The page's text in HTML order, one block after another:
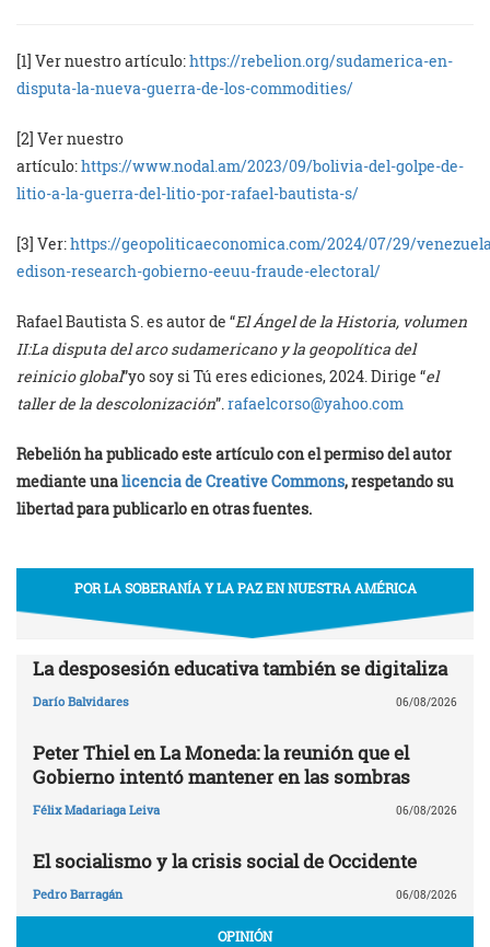
[1] Ver nuestro artículo:https://rebelion.org/sudamerica-en-
disputa-la-nueva-guerra-de-los-commodities/
[2] Ver nuestro
artículo:https://www.nodal.am/2023/09/bolivia-del-golpe-de-
litio-a-la-guerra-del-litio-por-rafael-bautista-s/
[3] Ver:https://geopoliticaeconomica.com/2024/07/29/
edison-research-gobierno-eeuu-fraude-electoral/
Rafael Bautista S. es autor de “El Ángel de la Historia, volumen
II:La disputa del arco sudamericano y la geopolítica del
reinicio global”yo soy si Tú eres ediciones, 2024. Dirige “el
taller de la descolonización”.rafaelcorso@yahoo.com
Rebelión ha publicado este artículo con el permiso del autor
mediante unalicencia de Creative Commons, respetando su
libertad para publicarlo en otras fuentes.
POR LA SOBERANÍA Y LA PAZ EN NUESTRA AMÉRICA
La desposesión educativa también se digitaliza
Darío Balvidares 06/08/2026
Peter Thiel en La Moneda: la reunión que el
Gobierno intentó mantener en las sombras
Félix Madariaga Leiva 06/08/2026
El socialismo y la crisis social de Occidente
Pedro Barragán 06/08/2026
OPINIÓN